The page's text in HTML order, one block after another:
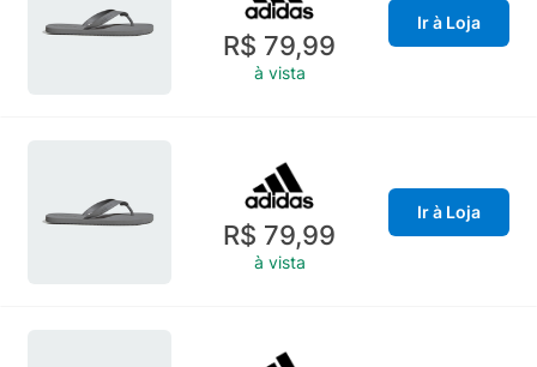
R$ 79,99
à vista
Ir à Loja
R$ 79,99
à vista
Ir à Loja